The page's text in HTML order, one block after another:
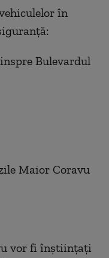
în
Bulevardul
Maior Coravu
vor fi înștiințați